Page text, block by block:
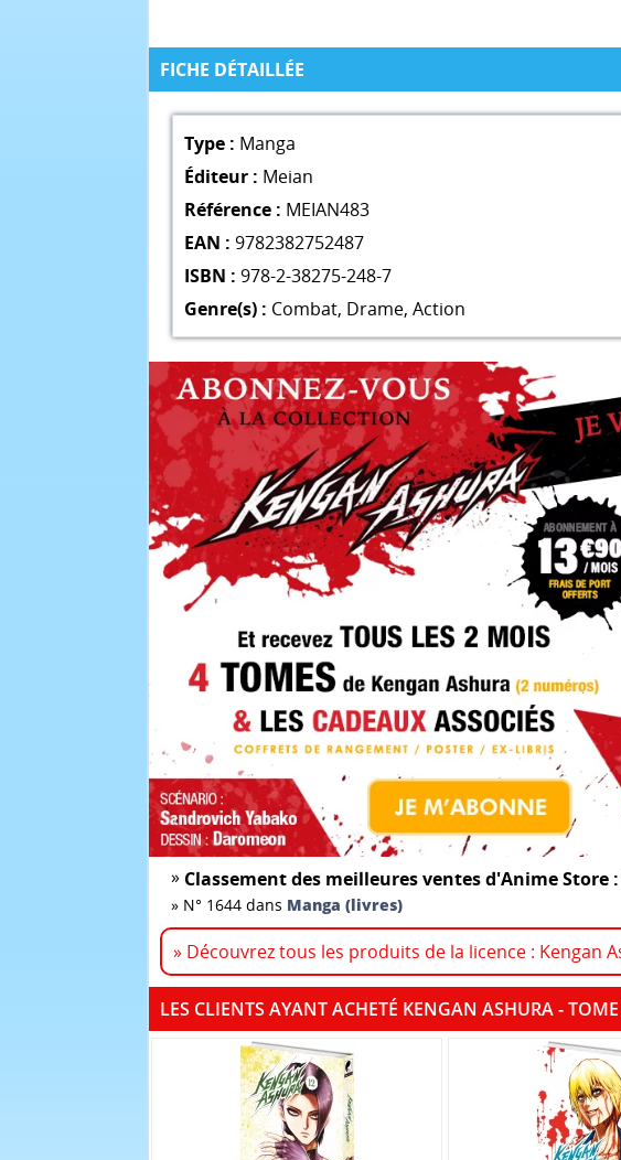
FICHE DÉTAILLÉE
Type : Manga
Éditeur : Meian
Référence : MEIAN483
EAN : 9782382752487
ISBN : 978-2-38275-248-7
Genre(s) : Combat, Drame, Action
» Classement des meilleures ventes d'Anime Store :
» N° 1644 dans Manga (livres)
» Découvrez tous les produits de la licence : Kengan
LES CLIENTS AYANT ACHETÉ KENGAN ASHURA -